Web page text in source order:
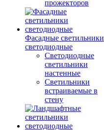
прожекторов
Фасадные светильники
светодиодные
Светодиодные
светильники
настенные
Светильники
встраиваемые в
стену